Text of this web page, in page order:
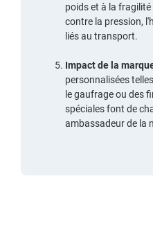
poids et à la
contre la pression,
liés au transport.
Impact de la
personnalisées
legaufrageou des
spéciales font de
ambassadeur de la